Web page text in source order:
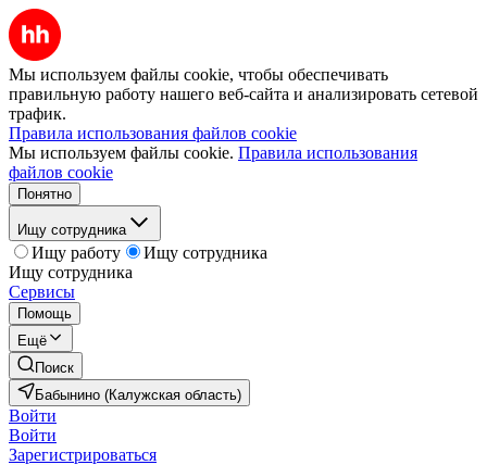
Мы используем файлы cookie, чтобы обеспечивать
правильную работу нашего веб-сайта и анализировать сетевой
трафик.
Правила использования файлов cookie
Мы используем файлы cookie. Правила использования
файлов cookie
Понятно
Ищу сотрудника
Ищу работу
Ищу сотрудника
Ищу сотрудника
Сервисы
Помощь
Ещё
Поиск
Бабынино (Калужская область)
Войти
Войти
Зарегистрироваться